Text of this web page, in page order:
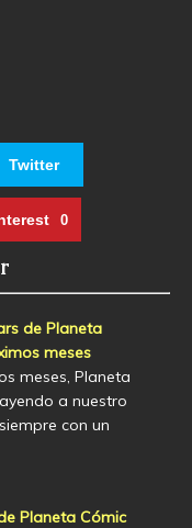
Twitter
0
de Planeta
meses
meses, Planeta
a nuestro
con un
Planeta Cómic